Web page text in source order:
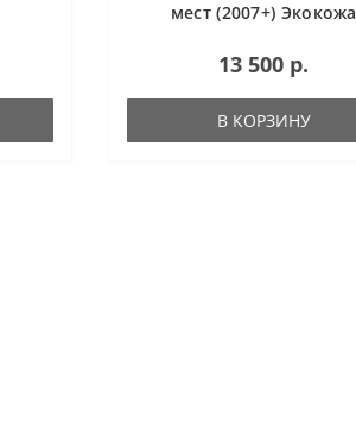
мест (2007+) Экокожа
13 500 р.
В КОРЗИНУ